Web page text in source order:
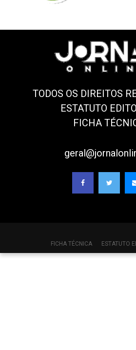
TODOS OS DIREITOS
ESTATUTO
FICHA
FICHA TÉCNICA ESTATUTO